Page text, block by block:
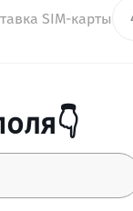
SIM-карты